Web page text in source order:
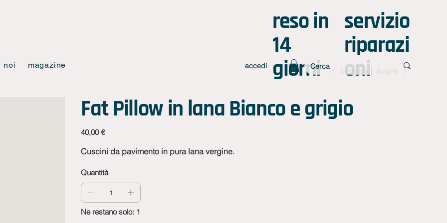
reso in
14
giorni
servizio
riparazi
oni
accedi
noi magazine
Indietro
Fat Pillow in lana Bianco e grigio
Prezzo
40,00 €
Cuscini da pavimento in pura lana vergine.
Quantità
Ne restano solo: 1